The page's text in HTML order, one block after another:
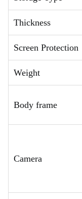
Thickness
Screen Protection
Weight
Body frame
Camera